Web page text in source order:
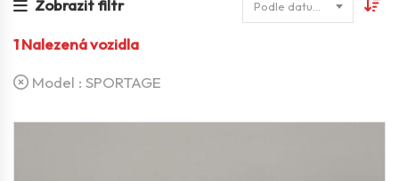
Zobrazit filtr
1Nalezená vozidla
Model : SPORTAGE